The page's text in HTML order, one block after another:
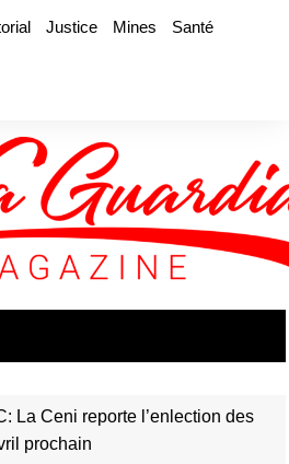
Justice Mines
Santé
La Ceni reporte l’enlection des
prochain